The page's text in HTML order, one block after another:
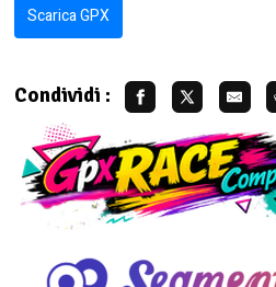
Scarica GPX
Condividi :